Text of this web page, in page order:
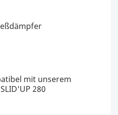
mit unserem
280